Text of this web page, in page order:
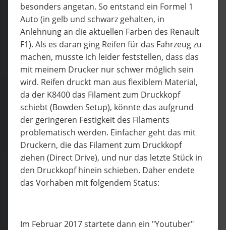
besonders angetan. So entstand ein Formel 1
Auto (in gelb und schwarz gehalten, in
Anlehnung an die aktuellen Farben des Renault
F1). Als es daran ging Reifen für das Fahrzeug zu
machen, musste ich leider feststellen, dass das
mit meinem Drucker nur schwer möglich sein
wird. Reifen druckt man aus flexiblem Material,
da der K8400 das Filament zum Druckkopf
schiebt (Bowden Setup), könnte das aufgrund
der geringeren Festigkeit des Filaments
problematisch werden. Einfacher geht das mit
Druckern, die das Filament zum Druckkopf
ziehen (Direct Drive), und nur das letzte Stück in
den Druckkopf hinein schieben. Daher endete
das Vorhaben mit folgendem Status:
Im Februar 2017 startete dann ein "Youtuber"